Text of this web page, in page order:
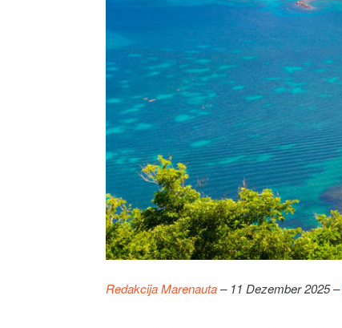
Redakcija Marenauta– 11 Dezember 2025 –